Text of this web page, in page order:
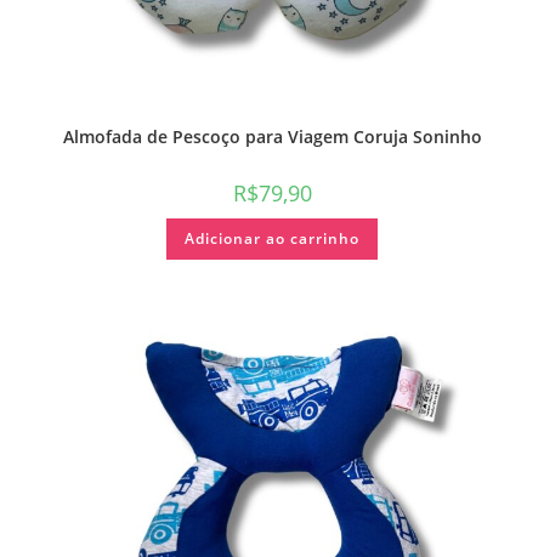
Almofada de Pescoço para Viagem Coruja Soninho
R$79,90
Adicionar ao carrinho